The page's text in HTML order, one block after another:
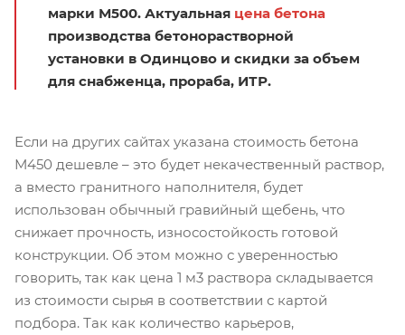
марки М500. Актуальная цена бетона
производства бетонорастворной
установки в Одинцово и скидки за объем
для снабженца, прораба, ИТР.
Если на других сайтах указана стоимость бетона
М450 дешевле – это будет некачественный раствор,
а вместо гранитного наполнителя, будет
использован обычный гравийный щебень, что
снижает прочность, износостойкость готовой
конструкции. Об этом можно с уверенностью
говорить, так как цена 1 м3 раствора складывается
из стоимости сырья в соответствии с картой
подбора. Так как количество карьеров,